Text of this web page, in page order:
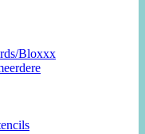
Bloxxx